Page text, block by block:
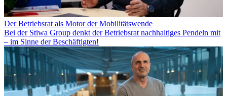
Der Betriebsrat als Motor der Mobilitätswende
Bei der Stiwa Group denkt der Betriebsrat nachhaltiges Pendeln mit
– im Sinne der Beschäftigten!